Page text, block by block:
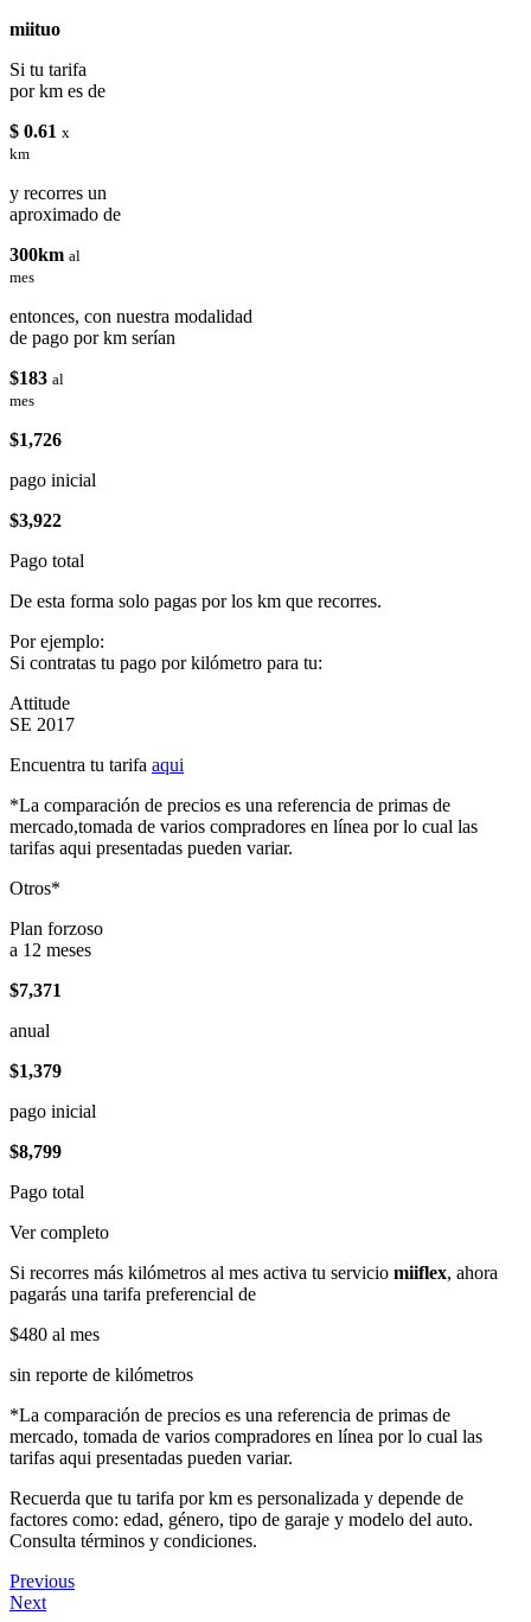
miituo
Si tu tarifa
por km es de
$ 0.61 x
km
y recorres un
aproximado de
300km al
mes
entonces, con nuestra modalidad
de pago por km serían
$183 al
mes
$1,726
pago inicial
$3,922
Pago total
De esta forma solo pagas por los km que recorres.
Por ejemplo:
Si contratas tu pago por kilómetro para tu:
Attitude
SE 2017
Encuentra tu tarifa aqui
*La comparación de precios es una referencia de primas de
mercado,tomada de varios compradores en línea por lo cual las
tarifas aqui presentadas pueden variar.
Otros*
Plan forzoso
a 12 meses
$7,371
anual
$1,379
pago inicial
$8,799
Pago total
Ver completo
Si recorres más kilómetros al mes activa tu servicio miiflex, ahora
pagarás una tarifa preferencial de
$480 al mes
sin reporte de kilómetros
*La comparación de precios es una referencia de primas de
mercado, tomada de varios compradores en línea por lo cual las
tarifas aqui presentadas pueden variar.
Recuerda que tu tarifa por km es personalizada y depende de
factores como: edad, género, tipo de garaje y modelo del auto.
Consulta términos y condiciones.
Previous
Next